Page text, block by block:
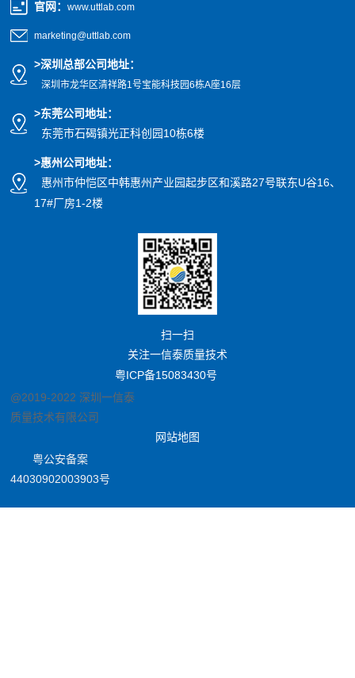
官网 ：www.uttlab.com
marketing@uttlab.com
>深圳总部公司地址：
深圳市龙华区清祥路1号宝能科技园6栋A座16层
>东莞公司地址：
东莞市石碣镇光正科创园10栋6楼
>惠州公司地址：
惠州市仲恺区中韩惠州产业园起步区和溪路27号联东U谷16、
17#厂房1-2楼
扫一扫
关注一信泰质量技术
粤ICP备15083430号
@2019-2022 深圳一信泰
质量技术有限公司
网站地图
粤公安备案
44030902003903号